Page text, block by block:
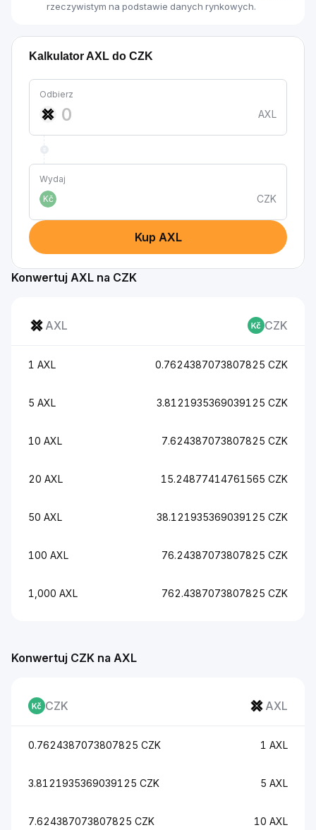
rzeczywistym na podstawie danych rynkowych.
Kalkulator AXL do CZK
Odbierz
AXL
Wydaj
Kč
CZK
Kup AXL
Konwertuj AXL na CZK
AXL CZK
1 AXL 0.7624387073807825 CZK
5 AXL 3.8121935369039125 CZK
10 AXL 7.624387073807825 CZK
20 AXL 15.24877414761565 CZK
50 AXL 38.121935369039125 CZK
100 AXL 76.24387073807825 CZK
1,000 AXL 762.4387073807825 CZK
Konwertuj CZK na AXL
CZK AXL
0.7624387073807825 CZK 1 AXL
3.8121935369039125 CZK 5 AXL
7.624387073807825 CZK 10 AXL